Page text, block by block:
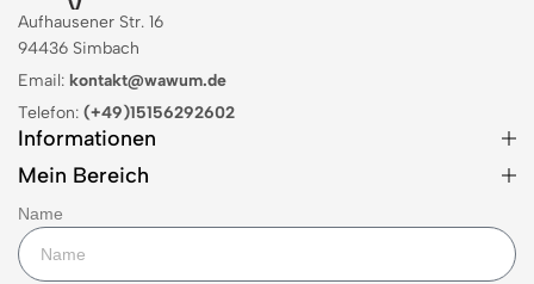
Aufhausener Str. 16
94436 Simbach
Email: kontakt@wawum.de
Telefon: (+49)15156292602
Informationen
Mein Bereich
Name